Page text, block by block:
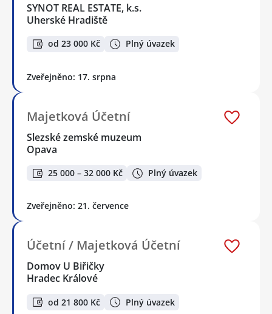
SYNOT REAL ESTATE, k.s.
Uherské Hradiště
od 23 000 Kč Plný úvazek
Zveřejněno: 17. srpna
Majetková Účetní
Slezské zemské muzeum
Opava
25 000 – 32 000 Kč Plný úvazek
Zveřejněno: 21. července
Účetní / Majetková Účetní
Domov U Biřičky
Hradec Králové
od 21 800 Kč Plný úvazek